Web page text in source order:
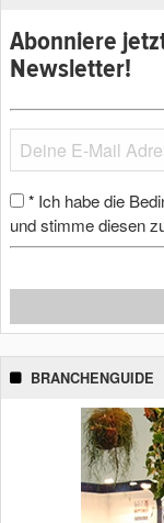
Abonniere
Newsletter!
* Ich habe die
und stimme diesen
BRANCHENGUIDE